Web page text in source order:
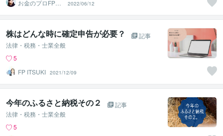
お金のプロFPら
いでキャッシュ
レス家計簿
2022/06/12
株はどんな時に確定申告が必要？
記事
法律・税務・士業全般
5
FP ITSUKI 2021/12/09
今年のふるさと納税その２
記事
法律・税務・士業全般
5